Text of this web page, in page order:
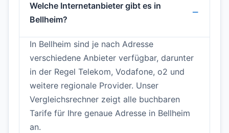
Welche Internetanbieter gibt es in
Bellheim?
In Bellheim sind je nach Adresse
verschiedene Anbieter verfügbar, darunter
in der Regel Telekom, Vodafone, o2 und
weitere regionale Provider. Unser
Vergleichsrechner zeigt alle buchbaren
Tarife für Ihre genaue Adresse in Bellheim
an.